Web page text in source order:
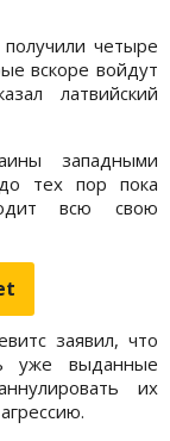
четыре
вскоре войдут
латвийский
западными
тех пор пока
всю свою
заявил, что
уже выданные
их